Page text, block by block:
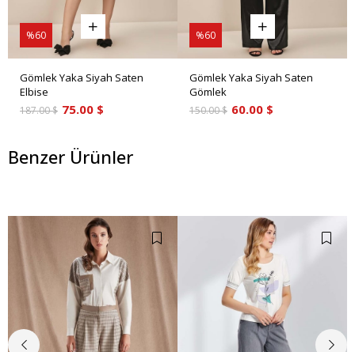
Gömlek Yaka Siyah Saten
Elbise
75.00 $
187.00 $
%60
Gömlek Yaka Siyah Saten
Gömlek
60.00 $
150.00 $
%60
Benzer Ürünler